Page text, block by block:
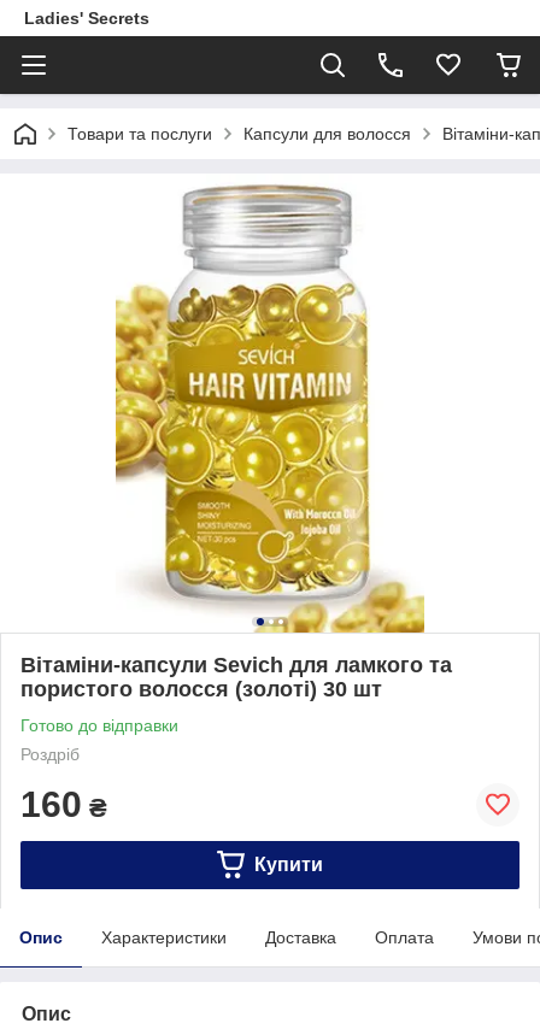
Ladies' Secrets
Товари та послуги Капсули для волосся Вітаміни-
Вітаміни-капсули Sevich для ламкого та
пористого волосся (золоті) 30 шт
Готово до відправки
Роздріб
160 ₴
Купити
Опис Характеристики Доставка Оплата Умови
Опис